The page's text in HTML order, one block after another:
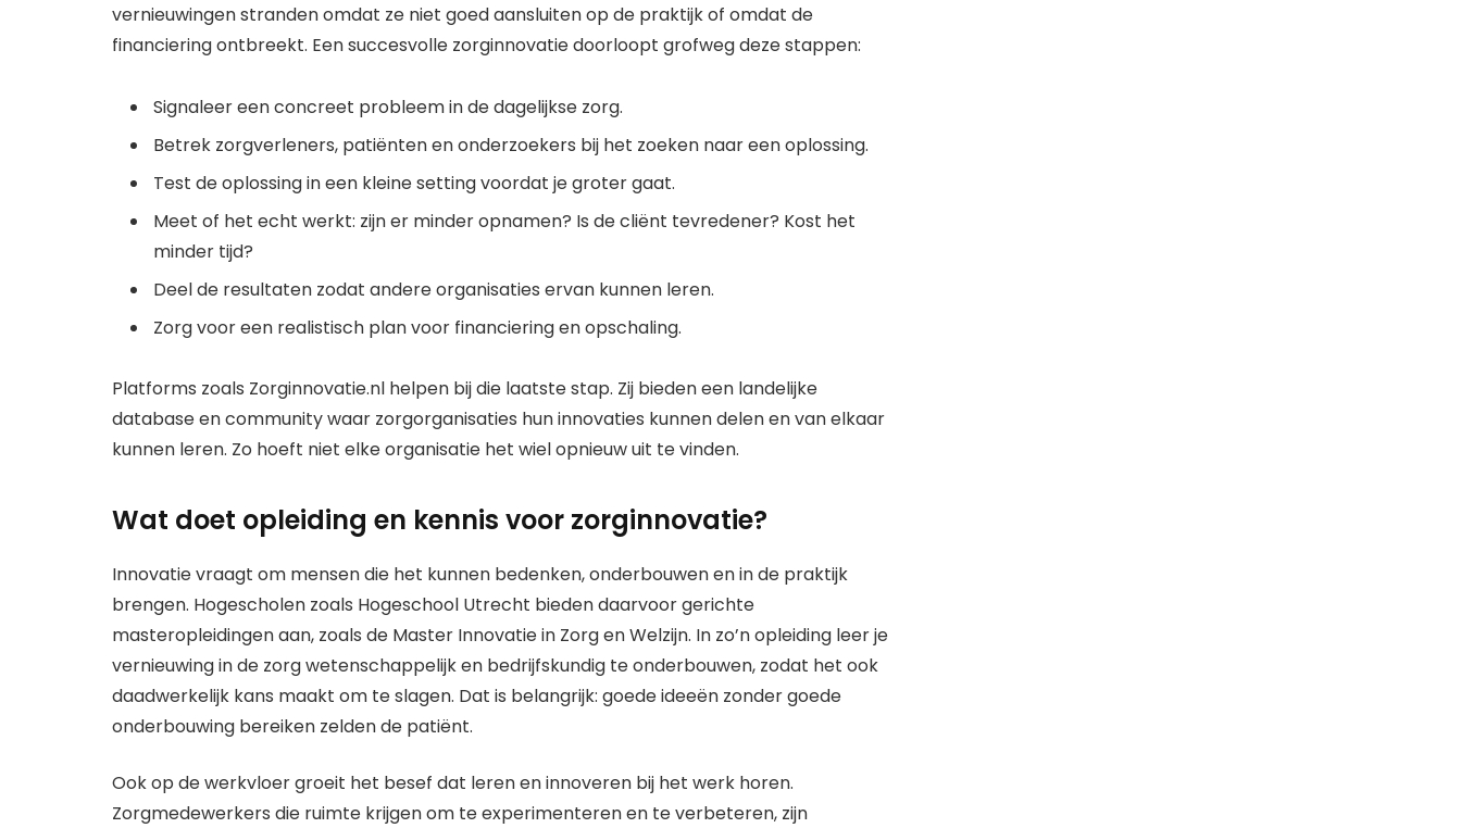
vernieuwingen stranden omdat ze niet goed aansluiten op de praktijk of omdat de
financiering ontbreekt. Een succesvolle zorginnovatie doorloopt grofweg deze stappen:
Signaleer een concreet probleem in de dagelijkse zorg.
Betrek zorgverleners, patiënten en onderzoekers bij het zoeken naar een oplossing.
Test de oplossing in een kleine setting voordat je groter gaat.
Meet of het echt werkt: zijn er minder opnamen? Is de cliënt tevredener? Kost het
minder tijd?
Deel de resultaten zodat andere organisaties ervan kunnen leren.
Zorg voor een realistisch plan voor financiering en opschaling.
Platforms zoals Zorginnovatie.nl helpen bij die laatste stap. Zij bieden een landelijke
database en community waar zorgorganisaties hun innovaties kunnen delen en van elkaar
kunnen leren. Zo hoeft niet elke organisatie het wiel opnieuw uit te vinden.
Wat doet opleiding en kennis voor zorginnovatie?
Innovatie vraagt om mensen die het kunnen bedenken, onderbouwen en in de praktijk
brengen. Hogescholen zoals Hogeschool Utrecht bieden daarvoor gerichte
masteropleidingen aan, zoals de Master Innovatie in Zorg en Welzijn. In zo’n opleiding leer je
vernieuwing in de zorg wetenschappelijk en bedrijfskundig te onderbouwen, zodat het ook
daadwerkelijk kans maakt om te slagen. Dat is belangrijk: goede ideeën zonder goede
onderbouwing bereiken zelden de patiënt.
Ook op de werkvloer groeit het besef dat leren en innoveren bij het werk horen.
Zorgmedewerkers die ruimte krijgen om te experimenteren en te verbeteren, zijn